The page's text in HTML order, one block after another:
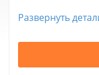
Развернуть